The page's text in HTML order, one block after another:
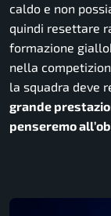
caldo e non
quindi resettare
formazione
nella
la squadra deve
grande
penseremo